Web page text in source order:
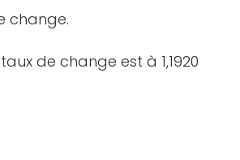
change.
taux de change est à 1,1920